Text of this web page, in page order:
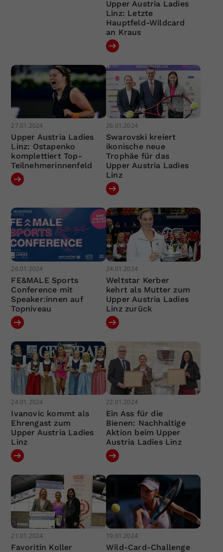
Upper Austria Ladies
Linz: Letzte
Hauptfeld-Wildcard
an Kraus
27.01.2024
Upper Austria Ladies
Linz: Ostapenko
komplettiert Top-
Teilnehmerinnenfeld
26.01.2024
Swarovski kreiert
ikonische neue
Trophäe für das
Upper Austria Ladies
Linz
26.01.2024
FE&MALE Sports
Conference mit
Speaker:innen auf
Topniveau
24.01.2024
Weltstar Kerber
kehrt als Mutter zum
Upper Austria Ladies
Linz zurück
24.01.2024
Ivanovic kommt als
Ehrengast zum
Upper Austria Ladies
Linz
22.01.2024
Ein Ass für die
Bienen: Nachhaltige
Aktion beim Upper
Austria Ladies Linz
21.01.2024
Favoritin Koller
19.01.2024
Wild-Card-Challenge